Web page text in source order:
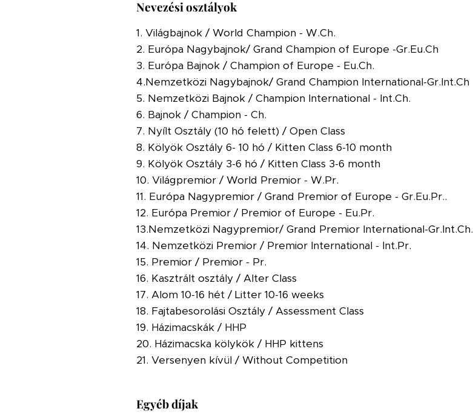
Nevezési osztályok
1. Világbajnok / World Champion - W.Ch.
2. Európa Nagybajnok/ Grand Champion of Europe -Gr.Eu.Ch
3. Európa Bajnok / Champion of Europe - Eu.Ch.
4.Nemzetközi Nagybajnok/ Grand Champion International-Gr.Int.Ch
5. Nemzetközi Bajnok / Champion International - Int.Ch.
6. Bajnok / Champion - Ch.
7. Nyílt Osztály (10 hó felett) / Open Class
8. Kölyök Osztály 6- 10 hó / Kitten Class 6-10 month
9. Kölyök Osztály 3-6 hó / Kitten Class 3-6 month
10. Világpremior / World Premior - W.Pr.
11. Európa Nagypremior / Grand Premior of Europe - Gr.Eu.Pr..
12. Európa Premior / Premior of Europe - Eu.Pr.
13.Nemzetközi Nagypremior/ Grand Premior International-Gr.Int.Ch.
14. Nemzetközi Premior / Premior International - Int.Pr.
15. Premior / Premior - Pr.
16. Kasztrált osztály / Alter Class
17. Alom 10-16 hét / Litter 10-16 weeks
18. Fajtabesorolási Osztály / Assessment Class
19. Házimacskák / HHP
20. Házimacska kölykök / HHP kittens
21. Versenyen kívül / Without Competition
Egyéb díjak